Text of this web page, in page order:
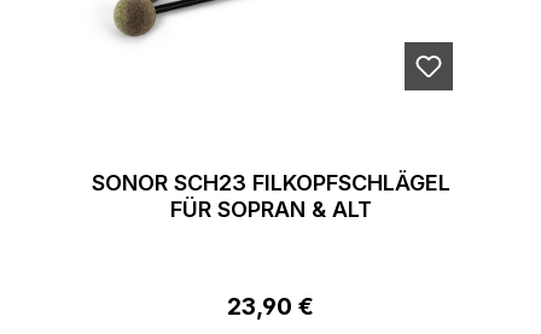
SONOR SCH23 FILKOPFSCHLÄGEL
FÜR SOPRAN & ALT
Regulärer Preis:
23,90 €